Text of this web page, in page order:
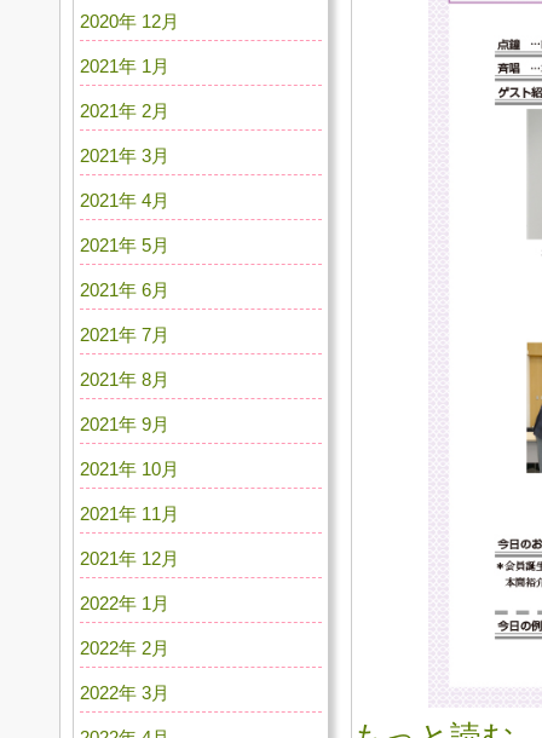
2020年 12月
2021年 1月
2021年 2月
2021年 3月
2021年 4月
2021年 5月
2021年 6月
2021年 7月
2021年 8月
2021年 9月
2021年 10月
2021年 11月
2021年 12月
2022年 1月
2022年 2月
2022年 3月